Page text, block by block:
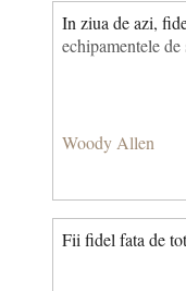
In ziua de azi,
echipamentele de
Woody Allen
Fii fidel fata de